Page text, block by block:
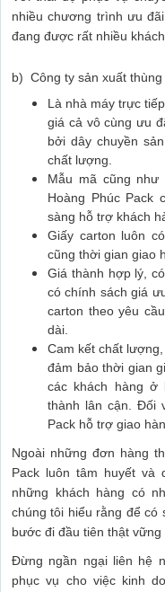
nhiều chương trình ưu
đang được rất nhiều
b) Công ty sản xuất
Là nhà máy trực
giá cả vô cùng ưu
bởi dây chuyền
chất lượng.
Mẫu mã cũng
Hoàng Phúc Pack
sàng hỗ trợ khách
Giấy carton luôn
cũng thời gian giao
Giá thành hợp lý,
có chính sách giá
carton theo yêu
dài.
Cam kết chất
đảm bảo thời gian
các khách hàng ở
thành lân cận. Đối
Pack hỗ trợ giao
Ngoài những đơn hàng
Pack luôn tâm huyết
những khách hàng có
chúng tôi hiểu rằng để có
bước đi đầu tiên thật vững
Đừng ngần ngại liên hệ
phục vụ cho việc kinh